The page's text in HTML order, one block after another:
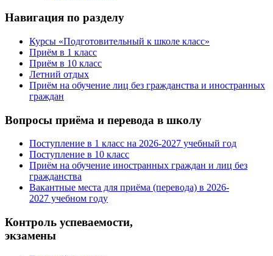
Навигация по разделу
Курсы «Подготовительный к школе класс»
Приём в 1 класс
Приём в 10 класс
Летний отдых
Приём на обучение лиц без гражданства и иностранных
граждан
Вопросы приёма и перевода в школу
Поступление в 1 класс на 2026-2027 учебный год
Поступление в 10 класс
Приём на обучение иностранных граждан и лиц без
гражданства
Вакантные места для приёма (перевода) в 2026-
2027 учебном году
Контроль успеваемости,
экзамены